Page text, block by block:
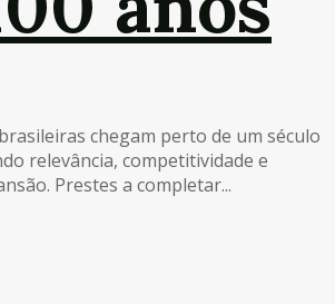
chegam perto de um século
relevância, competitividade e
Prestes a completar...